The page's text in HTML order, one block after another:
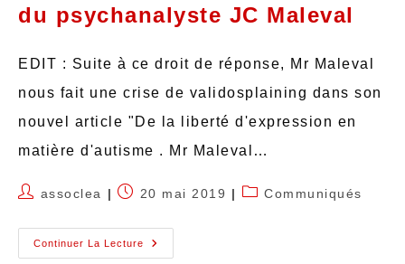
du psychanalyste JC Maleval
EDIT : Suite à ce droit de réponse, Mr Maleval
nous fait une crise de validosplaining dans son
nouvel article "De la liberté d'expression en
matière d'autisme . Mr Maleval…
assoclea 20 mai 2019 Communiqués
Continuer La Lecture